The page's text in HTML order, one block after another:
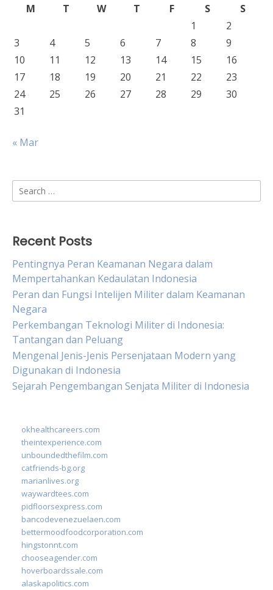
M T W T F S
S
1
2
3
4 5 6 7 8
9
10
11 12 13 14 15
16
17
18 19 20 21 22
23
24
25 26 27 28 29
30
31
« Mar
Search
for:
Recent Posts
Pentingnya Peran Keamanan Negara dalam
Mempertahankan Kedaulatan Indonesia
Peran dan Fungsi Intelijen Militer dalam Keamanan
Negara
Perkembangan Teknologi Militer di Indonesia:
Tantangan dan Peluang
Mengenal Jenis-Jenis Persenjataan Modern yang
Digunakan di Indonesia
Sejarah Pengembangan Senjata Militer di Indonesia
okhealthcareers.com
theintexperience.com
unboundedthefilm.com
catfriends-bg.org
marianlives.org
waywardtees.com
pidfloorsexpress.com
bancodevenezuelaen.com
bettermoodfoodcorporation.com
hingstonnt.com
chooseagender.com
hoverboardssale.com
alaskapolitics.com